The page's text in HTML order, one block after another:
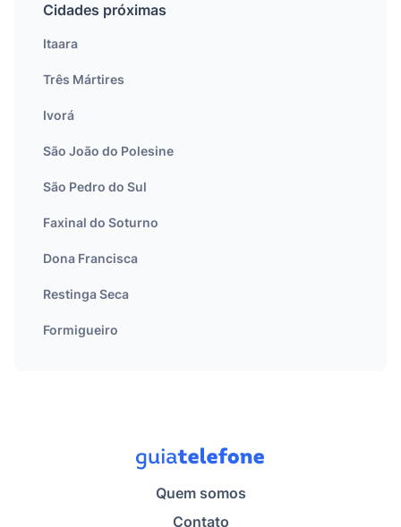
Cidades próximas
Itaara
Três Mártires
Ivorá
São João do Polesine
São Pedro do Sul
Faxinal do Soturno
Dona Francisca
Restinga Seca
Formigueiro
Quem somos
Contato